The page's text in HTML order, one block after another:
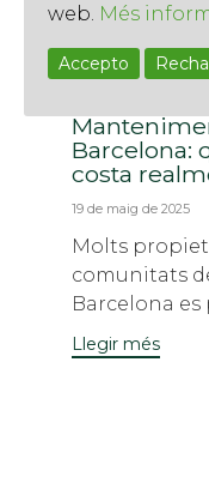
Barcelona:
costa
19 de maig de 2025
Molts
comunitats
Barcelona es
Llegir més
web. Més
Accepto